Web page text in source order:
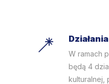
W ramach
będą 4
kulturalnej,